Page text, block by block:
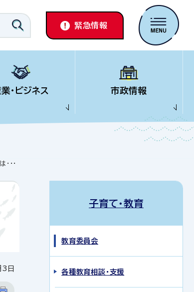
緊急情報
・ビジネス 市政情報
・・
日
子育て・教育
教育委員会
各種教育相談・支援